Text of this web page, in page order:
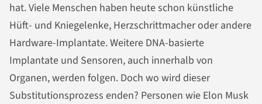
hat. Viele Menschen haben heute schon künstliche
Hüft- und Kniegelenke, Herzschrittmacher oder andere
Hardware-Implantate. Weitere DNA-basierte
Implantate und Sensoren, auch innerhalb von
Organen, werden folgen. Doch wo wird dieser
Substitutionsprozess enden? Personen wie Elon Musk